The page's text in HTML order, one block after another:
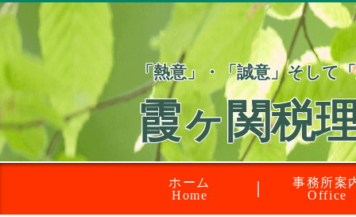
「熱意」・「誠意」そして
霞ヶ関税
ホーム
Home
事務所案
Office